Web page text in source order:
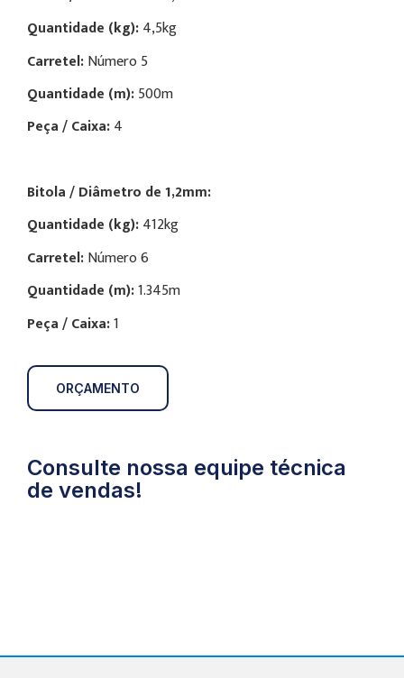
Quantidade (kg):4,5kg
Carretel:Número 5
Quantidade (m):500m
Peça / Caixa:4
Bitola / Diâmetro de1,2mm:
Quantidade (kg):412kg
Carretel:Número6
Quantidade (m):1.345m
Peça / Caixa:1
ORÇAMENTO
Consulte nossa equipe técnica
de vendas!